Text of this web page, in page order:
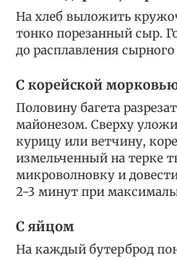
На хлеб выложить
тонко порезанный сыр.
до расплавления сырного
С корейской
Половину багета
майонезом. Сверху
курицу или ветчину,
измельченный на терке
микроволновку и
2-3 минут при
С яйцом
На каждый бутерброд